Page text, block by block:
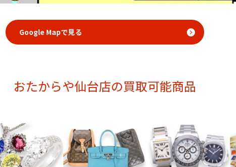
Google Mapで見る
おたからや仙台店の買取可能商品